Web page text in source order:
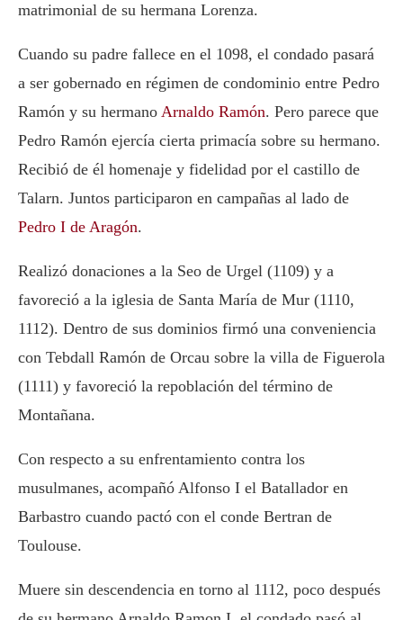
matrimonial de su hermana Lorenza.
Cuando su padre fallece en el 1098, el condado pasará
a ser gobernado en régimen de condominio entre Pedro
Ramón y su hermano Arnaldo Ramón. Pero parece que
Pedro Ramón ejercía cierta primacía sobre su hermano.
Recibió de él homenaje y fidelidad por el castillo de
Talarn. Juntos participaron en campañas al lado de
Pedro I de Aragón.
Realizó donaciones a la Seo de Urgel (1109) y a
favoreció a la iglesia de Santa María de Mur (1110,
1112). Dentro de sus dominios firmó una conveniencia
con Tebdall Ramón de Orcau sobre la villa de Figuerola
(1111) y favoreció la repoblación del término de
Montañana.
Con respecto a su enfrentamiento contra los
musulmanes, acompañó Alfonso I el Batallador en
Barbastro cuando pactó con el conde Bertran de
Toulouse.
Muere sin descendencia en torno al 1112, poco después